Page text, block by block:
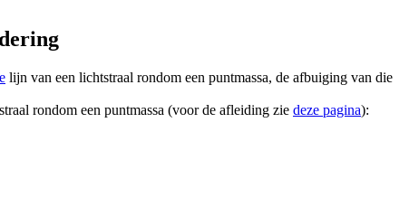
lijn van een lichtstraal rondom een puntmassa, de afbuiging van die
rondom een puntmassa (voor de afleiding zie deze pagina):